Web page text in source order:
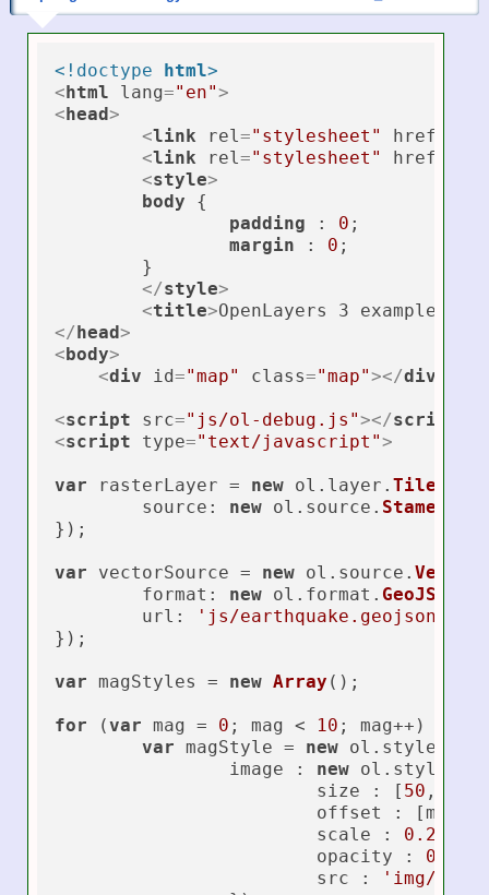
<!doctype html>
< html lang="en">
< head>
<link rel="stylesheet" href
<link rel="stylesheet" href
<style>
body {
padding : 0 ;
margin : 0 ;
</style>
<title>OpenLayers 3 example
</ head>
< body>
<div id="map" class="map"></div
<script src="js/ol-debug.js"></script
<script type="text/javascript">
var rasterLayer = new ol. layer . Tile
source : new ol. source . Stamen
});
var vectorSource = new ol. source . Vector
format : new ol. format . GeoJSON
url :
'js/earthquake.geojson'
});
var magStyles = new Array ();
for (var mag = 0 ; mag < 10 ; mag++) {
var magStyle = new ol. style
		image :
new ol. style
			size : [
50 ,
offset : [mag
			scale :
0.25
			opacity :
0.8
			src :
'img/